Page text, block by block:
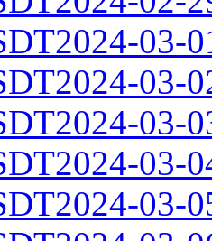
03-
03-
03-
03-
03-